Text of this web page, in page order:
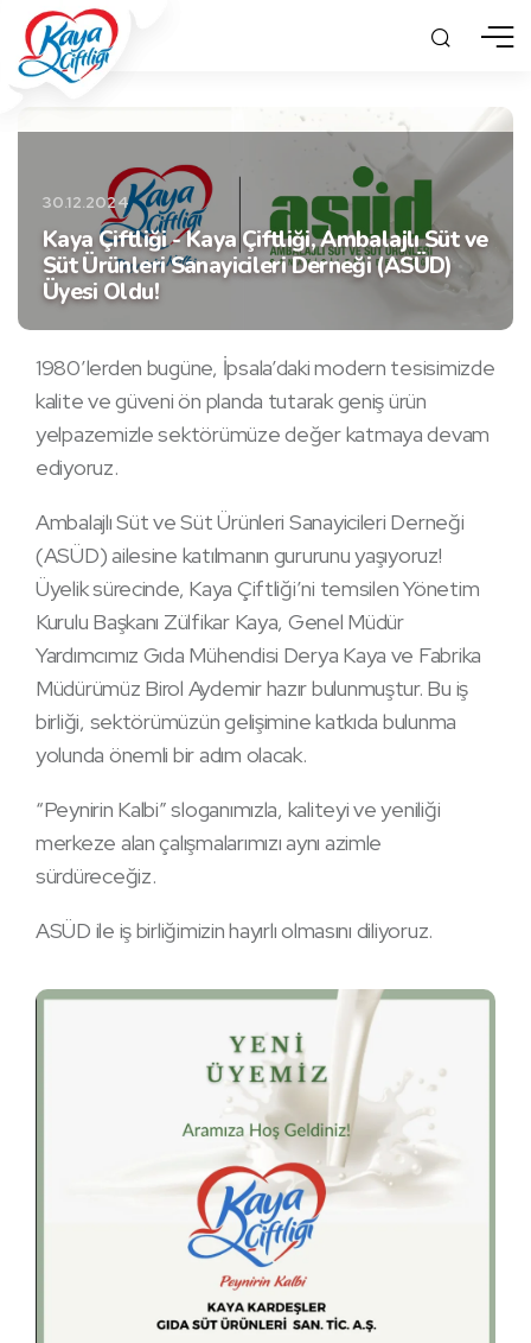
30.12.2024
Kaya Çiftliği - Kaya Çiftliği, Ambalajlı Süt ve
Süt Ürünleri Sanayicileri Derneği (ASÜD)
Üyesi Oldu!
1980’lerden bugüne, İpsala’daki modern tesisimizde
kalite ve güveni ön planda tutarak geniş ürün
yelpazemizle sektörümüze değer katmaya devam
ediyoruz.
Ambalajlı Süt ve Süt Ürünleri Sanayicileri Derneği
(ASÜD) ailesine katılmanın gururunu yaşıyoruz!
Üyelik sürecinde, Kaya Çiftliği’ni temsilen Yönetim
Kurulu Başkanı Zülfikar Kaya, Genel Müdür
Yardımcımız Gıda Mühendisi Derya Kaya ve Fabrika
Müdürümüz Birol Aydemir hazır bulunmuştur. Bu iş
birliği, sektörümüzün gelişimine katkıda bulunma
yolunda önemli bir adım olacak.
“Peynirin Kalbi” sloganımızla, kaliteyi ve yeniliği
merkeze alan çalışmalarımızı aynı azimle
sürdüreceğiz.
ASÜD ile iş birliğimizin hayırlı olmasını diliyoruz.